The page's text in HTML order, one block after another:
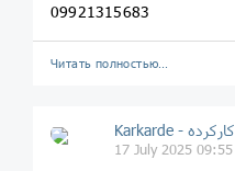
09921315683
Читать полностью…
Karkarde - کارکرده
17 July 2025 09:55